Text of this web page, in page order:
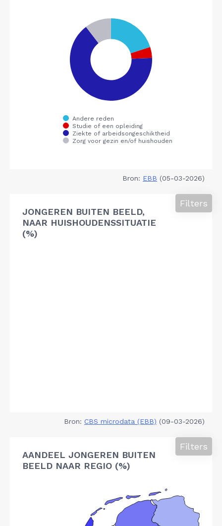
Bron: EBB (05-03-2026)
JONGEREN BUITEN BEELD,
NAAR HUISHOUDENSSITUATIE
(%)
Filters
Bron: CBS microdata (EBB) (09-03-2026)
AANDEEL JONGEREN BUITEN
BEELD NAAR REGIO (%)
Filters